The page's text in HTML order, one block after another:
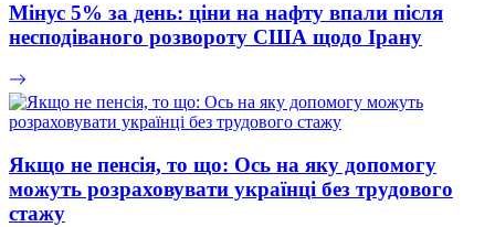
Мінус 5% за день: ціни на нафту впали після
несподіваного розвороту США щодо Ірану
Якщо не пенсія, то що: Ось на яку допомогу
можуть розраховувати українці без трудового
стажу